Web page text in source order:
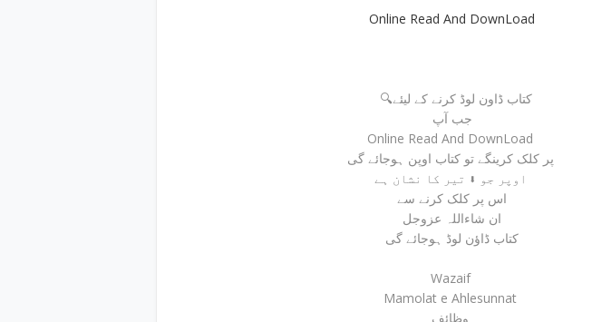
Online Read And DownLoad
🔍کتاب ڈاون لوڈ کرنے کے لیئے
جب آپ
Online Read And DownLoad
اس پر کلک کرنے سے
ان شاءاللہ عزوجل
کتاب ڈاؤن لوڈ ہوجائے گی
Wazaif
Mamolat e Ahlesunnat